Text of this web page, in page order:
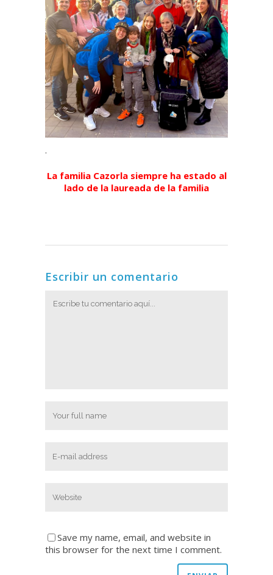
.
La familia Cazorla siempre ha estado al
lado de la laureada de la familia
Escribir un comentario
Save my name, email, and website in
this browser for the next time I comment.